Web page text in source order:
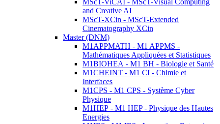
MScT-ViCAI - MScT-Visual Computing
and Creative AI
MScT-XCin - MScT-Extended
Cinematography XCin
Master (DNM)
M1APPMATH - M1 APPMS -
Mathématiques Appliquées et Statistiques
M1BIOHEA - M1 BH - Biologie et Santé
M1CHEINT - M1 CI - Chimie et
Interfaces
M1CPS - M1 CPS - Système Cyber
Physique
M1HEP - M1 HEP - Physique des Hautes
Energies